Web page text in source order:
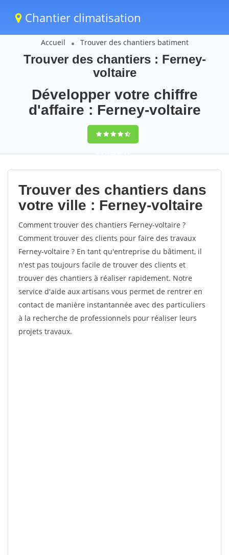
Chantier climatisation
Accueil Trouver des chantiers batiment
Trouver des chantiers : Ferney-
voltaire
Développer votre chiffre
d'affaire : Ferney-voltaire
9,5(100%)71
votes
Trouver des chantiers dans
votre ville : Ferney-voltaire
Comment trouver des chantiers Ferney-voltaire ?
Comment trouver des clients pour faire des travaux
Ferney-voltaire ? En tant qu'entreprise du bâtiment, il
n'est pas toujours facile de trouver des clients et
trouver des chantiers à réaliser rapidement. Notre
service d'aide aux artisans vous permet de rentrer en
contact de manière instantannée avec des particuliers
à la recherche de professionnels pour réaliser leurs
projets travaux.